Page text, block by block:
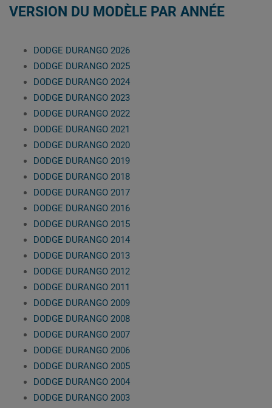
VERSION DU MODÈLE PAR ANNÉE
DODGE DURANGO 2026
DODGE DURANGO 2025
DODGE DURANGO 2024
DODGE DURANGO 2023
DODGE DURANGO 2022
DODGE DURANGO 2021
DODGE DURANGO 2020
DODGE DURANGO 2019
DODGE DURANGO 2018
DODGE DURANGO 2017
DODGE DURANGO 2016
DODGE DURANGO 2015
DODGE DURANGO 2014
DODGE DURANGO 2013
DODGE DURANGO 2012
DODGE DURANGO 2011
DODGE DURANGO 2009
DODGE DURANGO 2008
DODGE DURANGO 2007
DODGE DURANGO 2006
DODGE DURANGO 2005
DODGE DURANGO 2004
DODGE DURANGO 2003